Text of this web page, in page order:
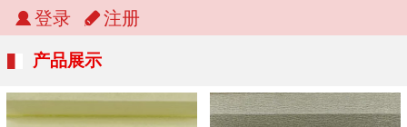
登录 注册
产品展示